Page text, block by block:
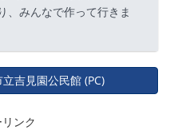
、みんなで作って行きま
吉見園公民館 (PC)
ンク